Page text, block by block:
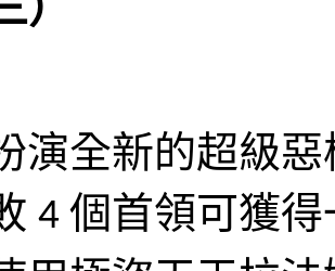
演全新的超級
4 個首領可獲